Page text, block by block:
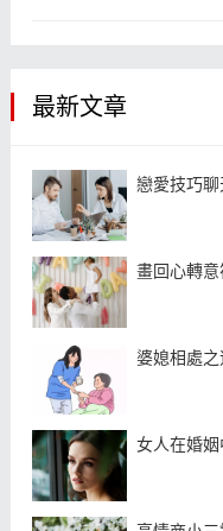
最新文章
戀愛技巧
畫回心轉
婆媳相處
女人在婚